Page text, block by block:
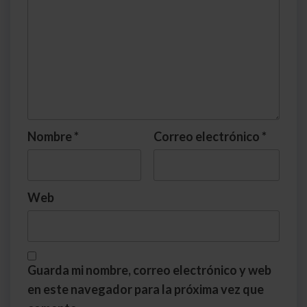
Nombre * Correo electrónico *
Web
Guarda mi nombre, correo electrónico y web
en este navegador para la próxima vez que